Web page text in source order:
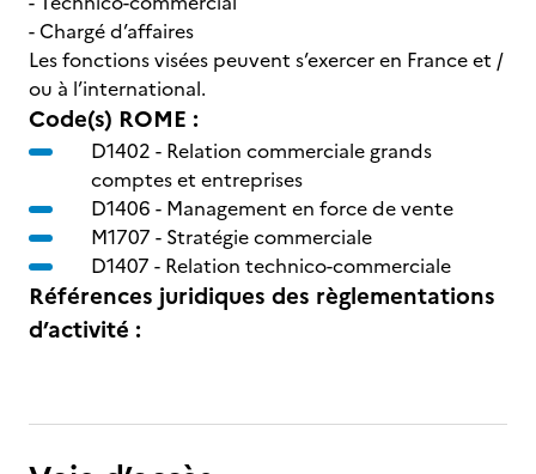
- Chargé d’affaires
Les fonctions visées peuvent s’exercer en France et /
ou à l’international.
Code(s) ROME :
D1402 - Relation commerciale grands
comptes et entreprises
D1406 - Management en force de vente
M1707 - Stratégie commerciale
D1407 - Relation technico-commerciale
Références juridiques des règlementations
d’activité :